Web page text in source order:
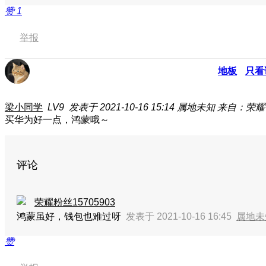
赞1
举报
地板 只
梁小同学 LV9 发表于 2021-10-16 15:14 属地未知 来自：荣
买华为好一点，鸿蒙哦～
评论
荣耀粉丝15705903
鸿蒙虽好，钱包也难过呀 发表于 2021-10-16 16:45 属地
赞